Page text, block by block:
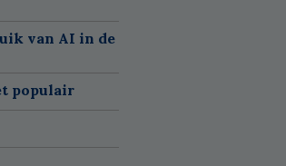
van AI in de
populair